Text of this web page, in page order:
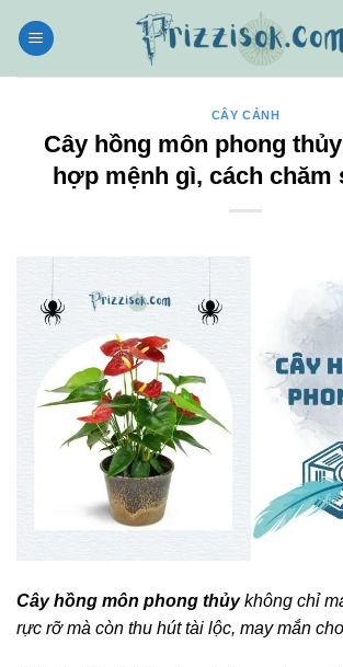
qua
CÂY CẢNH
Cây hồng môn phong
hợp mệnh gì, cách chăm
Cây hồng môn phong thủykhông chỉ
rực rỡ mà còn thu hút tài lộc, may mắn